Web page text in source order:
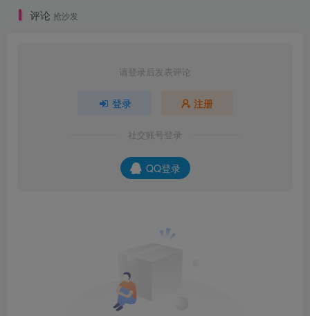
评论 抢沙发
请登录后发表评论
登录 注册
社交账号登录
QQ登录